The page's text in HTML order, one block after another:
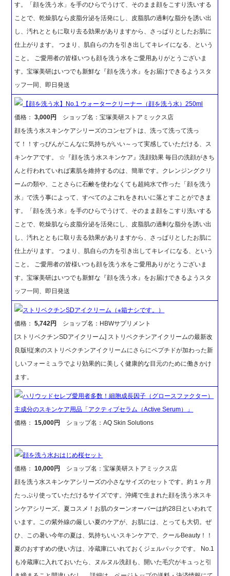
す。「顔を洗う水」を手のひらでうけて、そのまま顔をこすり洗いする
ことで、乾燥肌なら皮脂分泌を活発にし、皮脂肌の過剰な脂分を誘い出
し、汚れとともに取り去る効果がありますから、さっぱりとしたお肌に
仕上がります。 つまり、肌自らの力を引き出してキレイになる、という
こと。 ご愛用者の皆様いつも顔を洗う水をご愛用ありがとうございま
す。宝塚美研はいつでも新鮮な『顔を洗う水』をお届けできるようスタ
ッフ一同、即日発送
【顔を洗う水】No.1 ウォータークリーナー（顔を洗う水）250ml
価格：3,000円
ショップ名：宝塚美研ストアミックス店
顔を洗う水スキンケアシリーズのコンセプトは、洗って洗って洗っ
て！！すっぴんがこんなに気持ちがいい～って実感していただける、ス
キンケアです。 ☆『顔を洗う水スキンケア』洗顔効果 毎日の洗顔がきち
んと行われていれば素肌を維持するのは、簡単です。クレンジングクリ
ームの類や、ことさらに石鹸を使わなくても超純水で作った「顔を洗う
水」で洗う事によって、すべてのよごれをきれいに落とすことができま
す。「顔を洗う水」を手のひらでうけて、そのまま顔をこすり洗いする
ことで、乾燥肌なら皮脂分泌を活発にし、皮脂肌の過剰な脂分を誘い出
し、汚れとともに取り去る効果がありますから、さっぱりとしたお肌に
仕上がります。 つまり、肌自らの力を引き出してキレイになる、という
こと。 ご愛用者の皆様いつも顔を洗う水をご愛用ありがとうございま
す。宝塚美研はいつでも新鮮な『顔を洗う水』をお届けできるようスタ
ッフ一同、即日発送
ストリベクチンSDアイクリーム（※箱ナシです。）
価格：5,742円
ショップ名：HBWサプリメント
[ストリベクチンSDアイクリーム] ストリベクチンアイクリームの最新改
良版!従来のストリベクチンアイクリームにさらにペプチドが加わった新
しいフォーミュラでより効果的に美しく健康的な目元のために働きかけ
ます。
ハリウッドセレブ愛用者多数！細胞成長因子（グロースファクター）
主成分のスキンケア用品「アクティブセラム（Active Serum）」
価格：15,000円 ショップ名：AQ Skin Solutions
顔を洗う水おはじめ桜セット
価格：10,000円
ショップ名：宝塚美研ストアミックス店
顔を洗う水スキンケアシリーズの小さなサイズのセットです。約１ヶ月
たっぷり使っていただけるサイズです。沖縄で生まれた顔を洗う水スキ
ンケアシリーズ。夏コスメ！お肌のターンオーバーは約28日といわれて
います。この紫外線の厳しい夏のケアが、お肌には、とっても大切。ぜ
ひ、この暑い今年の夏は、気持ちいいスキンケアで、クールBeauty！！
夏のおすすめの使い方は、冷蔵庫にいれておくジェルパックです。 No.1
も冷蔵庫に入れておいたら、ヌルヌル洗顔も、開いた毛穴がキュっと引